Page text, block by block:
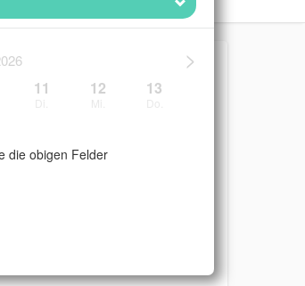
>
11 12 13
die obigen Felder